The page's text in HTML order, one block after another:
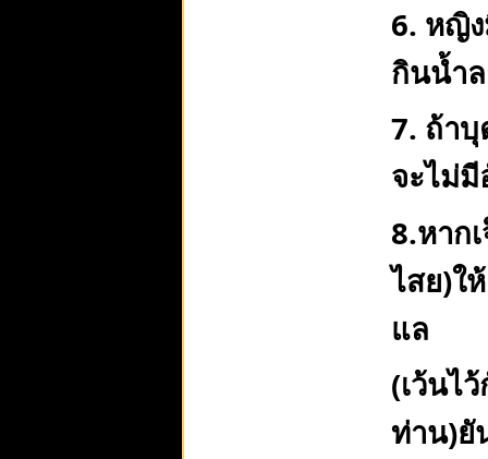
6. หญิ
กินน้ำ
7. ถ้า
จะไม่
8.หาก
ไสย)ใ
แล
(เว้นไ
ท่าน)ยั